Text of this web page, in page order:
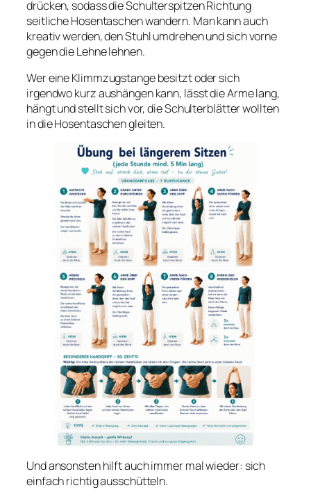
drücken, sodass die Schulterspitzen Richtung
seitliche Hosentaschen wandern. Man kann auch
kreativ werden, den Stuhl umdrehen und sich vorne
gegen die Lehne lehnen.
Wer eine Klimmzugstange besitzt oder sich
irgendwo kurz aushängen kann, lässt die Arme lang,
hängt und stellt sich vor, die Schulterblätter wollten
in die Hosentaschen gleiten.
Und ansonsten hilft auch immer mal wieder: sich
einfach richtig ausschütteln.